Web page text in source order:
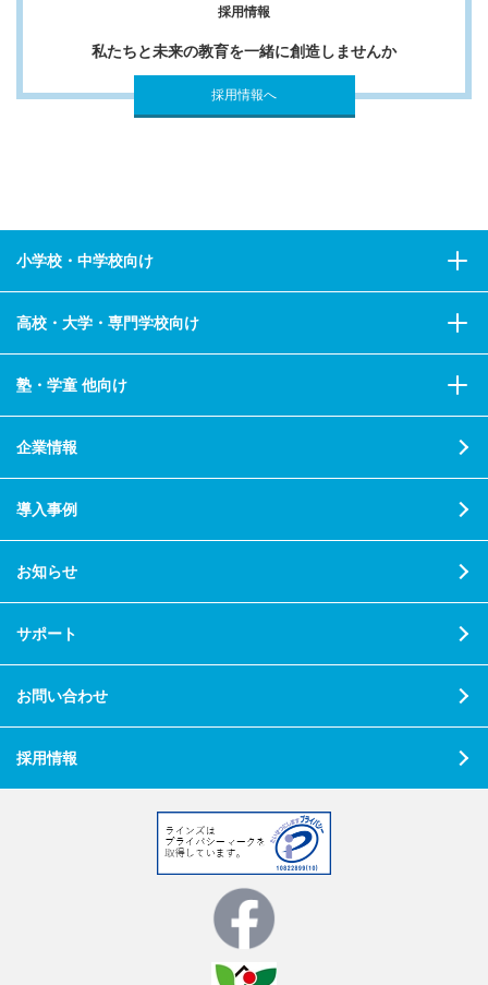
採用情報
私たちと未来の教育を一緒に創造しませんか
採用情報へ
小学校・中学校向け
高校・大学・専門学校向け
塾・学童 他向け
企業情報
導入事例
お知らせ
サポート
お問い合わせ
採用情報